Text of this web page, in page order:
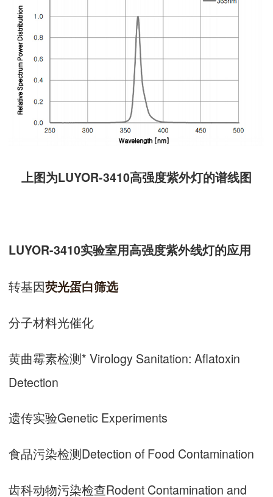
上图为LUYOR-3410高强度紫外灯的谱线图
LUYOR-3410实验室用高强度紫外线灯的应用
转基因荧光蛋白筛选
分子材料光催化
黄曲霉素检测* Virology Sanitation: Aflatoxin
Detection
遗传实验Genetic Experiments
食品污染检测Detection of Food Contamination
齿科动物污染检查Rodent Contamination and